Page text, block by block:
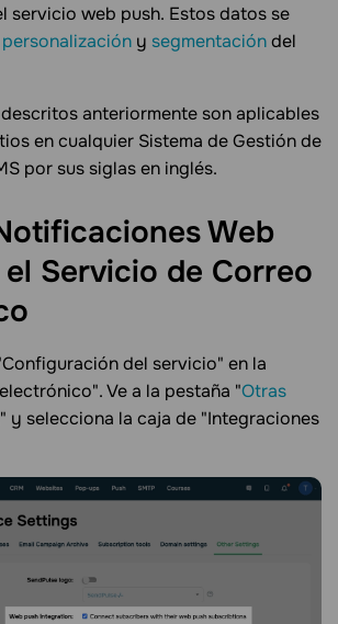
servicio web push. Estos datos se
personalización y segmentacióndel
anteriormente son aplicables
en cualquier Sistema de Gestión de
por sus siglas en inglés.
Web
Servicio de Correo
del servicio" en la
Ve a la pestaña "Otras
y selecciona la caja de "Integraciones